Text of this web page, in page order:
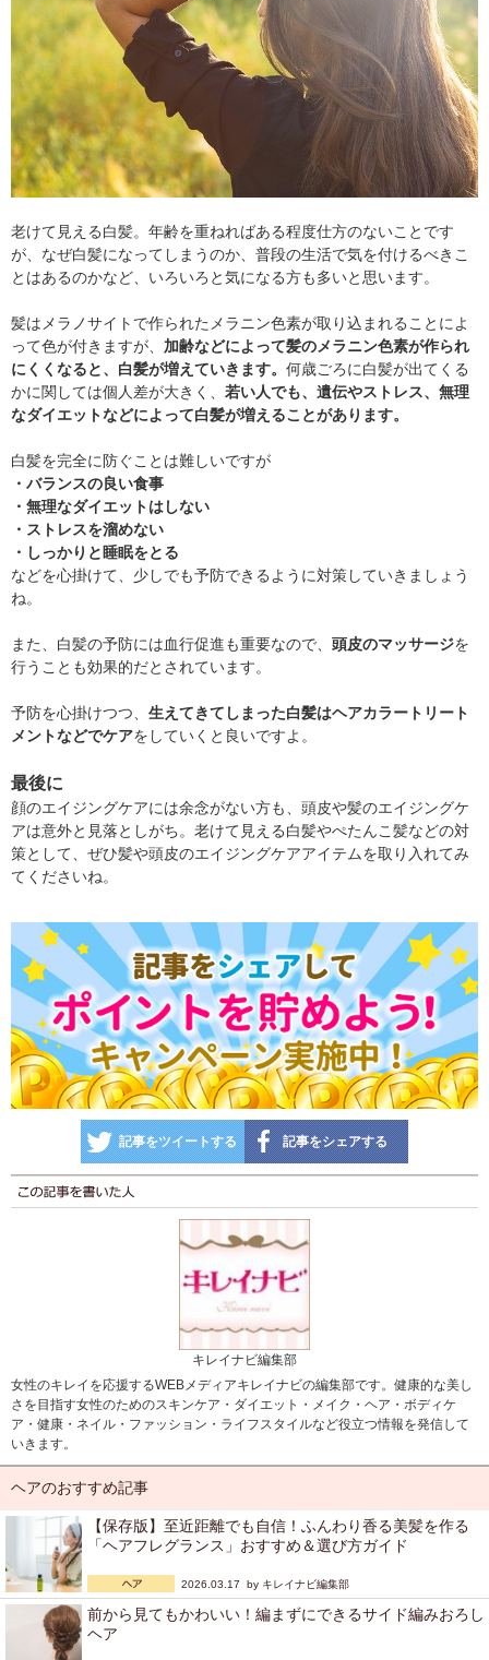
老けて見える白髪。年齢を重ねればある程度仕方のないことです
が、なぜ白髪になってしまうのか、普段の生活で気を付けるべきこ
とはあるのかなど、いろいろと気になる方も多いと思います。
髪はメラノサイトで作られたメラニン色素が取り込まれることによ
って色が付きますが、 加齢などによって髪のメラニン色素が作られ
にくくなると、白髪が増えていきます。 何歳ごろに白髪が出てくる
かに関しては個人差が大きく、 若い人でも、遺伝やストレス、無理
なダイエットなどによって白髪が増えることがあります。
白髪を完全に防ぐことは難しいですが
・バランスの良い食事
・無理なダイエットはしない
・ストレスを溜めない
・しっかりと睡眠をとる
などを心掛けて、少しでも予防できるように対策していきましょう
ね。
また、白髪の予防には血行促進も重要なので、 頭皮のマッサージを
行うことも効果的だとされています。
予防を心掛けつつ、 生えてきてしまった白髪はヘアカラートリート
メントなどでケアをしていくと良いですよ。
最後に
顔のエイジングケアには余念がない方も、頭皮や髪のエイジングケ
アは意外と見落としがち。老けて見える白髪やぺたんこ髪などの対
策として、ぜひ髪や頭皮のエイジングケアアイテムを取り入れてみ
てくださいね。
記事をツイートする 記事をシェアする
キレイナビ編集部
女性のキレイを応援するWEBメディアキレイナビの編集部です。健康的な美し
さを目指す女性のためのスキンケア・ダイエット・メイク・ヘア・ボディケ
ア・健康・ネイル・ファッション・ライフスタイルなど役立つ情報を発信して
いきます。
ヘアのおすすめ記事
【保存版】至近距離でも自信！ふんわり香る美髪を作る
「ヘアフレグランス」おすすめ＆選び方ガイド
2026.03.17 by キレイナビ編集部
前から見てもかわいい！編まずにできるサイド編みおろし
ヘア